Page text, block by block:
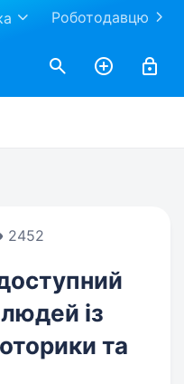
Роботодавцю
2452
із
та